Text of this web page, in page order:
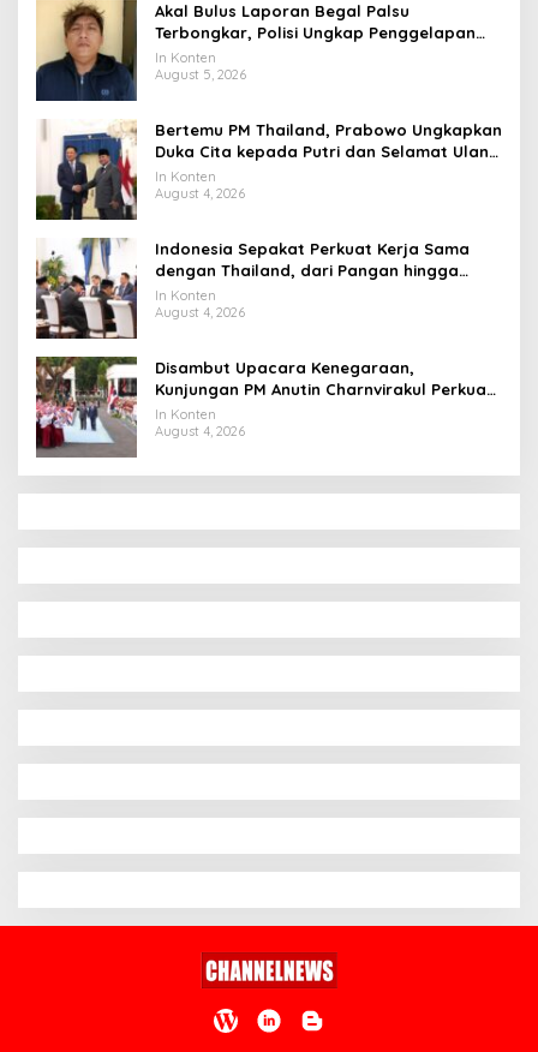
Akal Bulus Laporan Begal Palsu
Terbongkar, Polisi Ungkap Penggelapan
Uang Perusahaan untuk Crypto
In Konten
August 5, 2026
Bertemu PM Thailand, Prabowo Ungkapkan
Duka Cita kepada Putri dan Selamat Ulang
Tahun ke Raja Thailand
In Konten
August 4, 2026
Indonesia Sepakat Perkuat Kerja Sama
dengan Thailand, dari Pangan hingga
Ekonomi Digital
In Konten
August 4, 2026
Disambut Upacara Kenegaraan,
Kunjungan PM Anutin Charnvirakul Perkuat
Hubungan Indonesia-Thailand
In Konten
August 4, 2026